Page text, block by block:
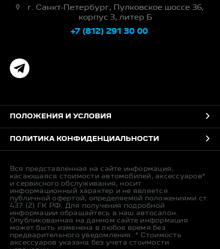
г. Санкт-Петербург, Пулковское шоссе 36,
корпус 3, литер Б
+7 (812) 291 30 00
ПОЛОЖЕНИЯ И УСЛОВИЯ
ПОЛИТИКА КОНФИДЕНЦИАЛЬНОСТИ
Вся представленная на сайте информация,
касающаяся стоимости автомобилей, аксессуаров*
и сервисного обслуживания, носит
информационный характер и не является
публичной офертой, определяемой положениями ст.
437 (2) ГК РФ. Для получения подробной
информации обращайтесь в наш автосалон.
Опубликованная на данном сайте информация
может быть изменена в любое время без
предварительного уведомления. * Стоимость
аксессуаров указана без учета стоимости